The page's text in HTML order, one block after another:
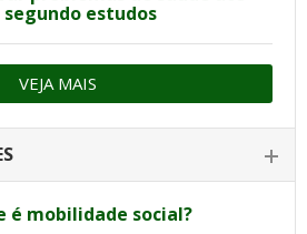
segundo estudos
VEJA MAIS
é mobilidade social?